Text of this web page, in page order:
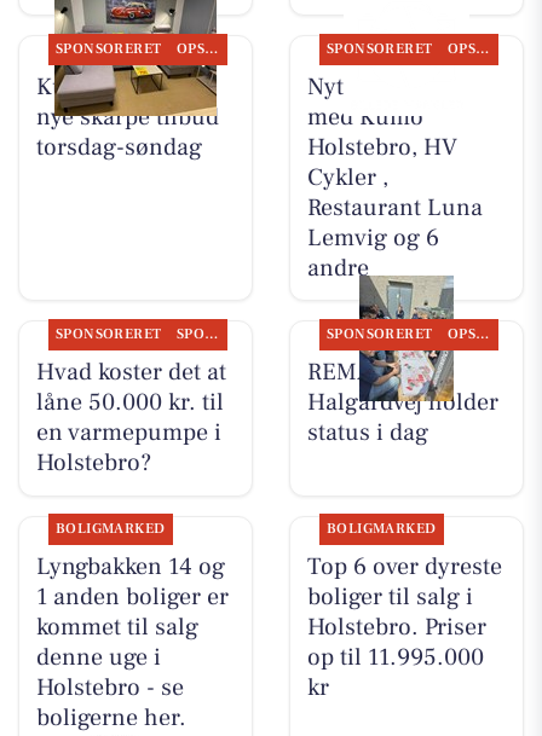
SPONSORERET OPSLAGSTAVLEN
Kumo Outlet har
nye skarpe tilbud
torsdag-søndag
SPONSORERET OPSLAGSTAVLEN
Nyt fra Møblér
med Kumo
Holstebro, HV
Cykler ,
Restaurant Luna
Lemvig og 6
andre
SPONSORERET SPONSORERET INDHOLD
Hvad koster det at
låne 50.000 kr. til
en varmepumpe i
Holstebro?
SPONSORERET OPSLAGSTAVLEN
REMA 1000
Halgårdvej holder
status i dag
BOLIGMARKED
Lyngbakken 14 og
1 anden boliger er
kommet til salg
denne uge i
Holstebro - se
boligerne her.
BOLIGMARKED
Top 6 over dyreste
boliger til salg i
Holstebro. Priser
op til 11.995.000
kr